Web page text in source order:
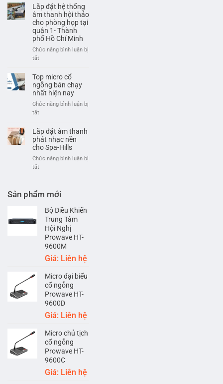
nghiệp
đặt
âm
thanh
hội
trường
chuyên
Lắp đặt hệ thống
âm thanh hội thảo
cho phòng họp tại
quận 1- Thành
phố Hồ Chí Minh
Chức năng bình luận bị
tắt
đặt
hệ
thống
âm
cho
phòng
họp
tại
phố
Chí
Minh
Top micro cổ
ngỗng bán chạy
nhất hiện nay
Chức năng bình luận bị
tắt
micro
cổ
ngỗng
bán
Lắp đặt âm thanh
phát nhạc nền
cho Spa-Hills
Chức năng bình luận bị
tắt
âm
phát
nhạc
nền
cho
Spa-
Sản phẩm mới
Bộ Điều Khiển
Trung Tâm
Hội Nghị
Prowave HT-
9600M
Giá: Liên hệ
Micro đại biểu
cổ ngỗng
Prowave HT-
9600D
Giá: Liên hệ
Micro chủ tịch
cổ ngỗng
Prowave HT-
9600C
Giá: Liên hệ